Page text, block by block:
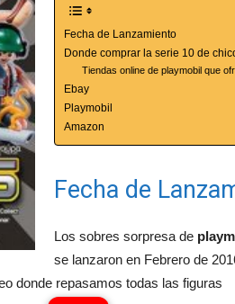
Fecha de Lanzamiento
Donde comprar la serie 10 de
Tiendas online de playmobil que
Ebay
Playmobil
Amazon
Fecha de
Los sobres sorpresa de
se lanzaron en Febrero de
donde repasamos todas las figuras